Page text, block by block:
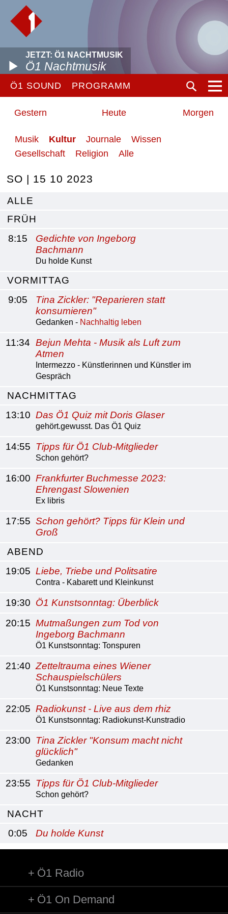
JETZT: Ö1 NACHTMUSIK
Ö1 Nachtmusik
Ö1 SOUND PROGRAMM
Gestern Heute Morgen
Musik Kultur Journale
Wissen
Gesellschaft
Religion Alle
SO | 15 10 2023
ALLE
FRÜH
8:15
Gedichte von Ingeborg
Bachmann
Du holde Kunst
VORMITTAG
9:05
Tina Zickler: "Reparieren statt
konsumieren"
Gedanken - Nachhaltig leben
11:34 Bejun Mehta - Musik als Luft zum
Atmen
Intermezzo - Künstlerinnen und Künstler im
Gespräch
NACHMITTAG
13:10 Das Ö1 Quiz mit Doris Glaser
gehört.gewusst. Das Ö1 Quiz
14:55 Tipps für Ö1 Club-Mitglieder
Schon gehört?
16:00 Frankfurter Buchmesse 2023:
Ehrengast Slowenien
Ex libris
17:55 Schon gehört? Tipps für Klein und
Groß
ABEND
19:05 Liebe, Triebe und Politsatire
Contra - Kabarett und Kleinkunst
19:30 Ö1 Kunstsonntag: Überblick
20:15 Mutmaßungen zum Tod von
Ingeborg Bachmann
Ö1 Kunstsonntag: Tonspuren
21:40 Zetteltrauma eines Wiener
Schauspielschülers
Ö1 Kunstsonntag: Neue Texte
22:05 Radiokunst - Live aus dem rhiz
Ö1 Kunstsonntag: Radiokunst-Kunstradio
23:00 Tina Zickler "Konsum macht nicht
glücklich"
Gedanken
23:55 Tipps für Ö1 Club-Mitglieder
Schon gehört?
NACHT
0:05
Du holde Kunst
Ö1 Radio
Ö1 On Demand